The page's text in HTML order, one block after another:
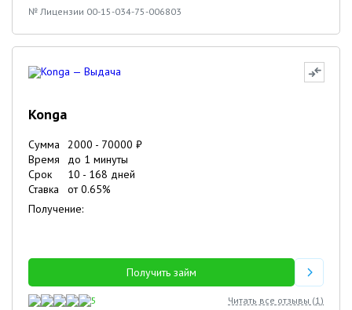
№ Лицензии 00-15-034-75-006803
Konga
Сумма 2000 - 70000 ₽
Время
до 1 минуты
Срок
10 - 168 дней
Ставка
от0.65%
Получение:
Получить займ
5 Читать все отзывы (1)